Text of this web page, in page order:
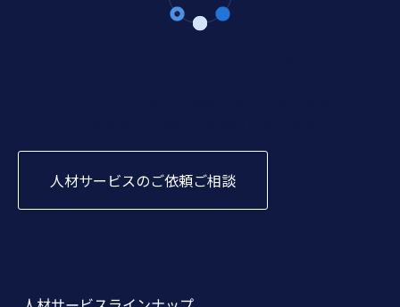
人材サービスのご依頼ご相談